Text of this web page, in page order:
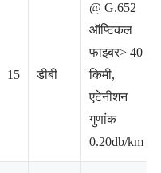
15 डीबी
@ G.652
ऑप्टिकल
फाइबर> 40
किमी,
एटेनीशन
गुणांक
0.20db/km